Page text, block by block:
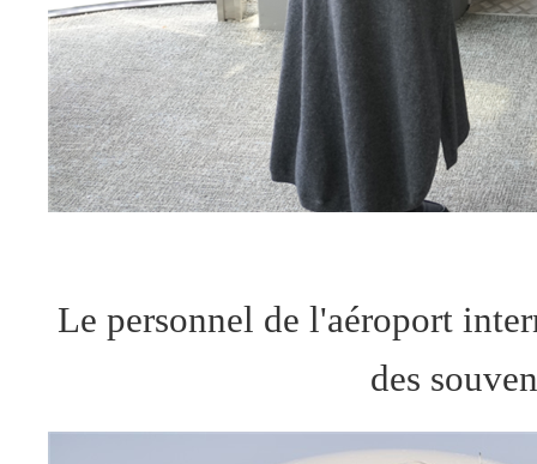
Le personnel de l'aéroport
des